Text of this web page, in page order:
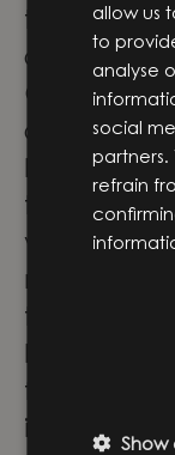
det?
Genom att
digital
hjälper vi
teknik till
värde. Vi
mellan
kunder
första
allow us
to
analyse
social
partners.
refrain
Show